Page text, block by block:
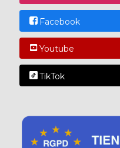
Facebook
Youtube
TikTok